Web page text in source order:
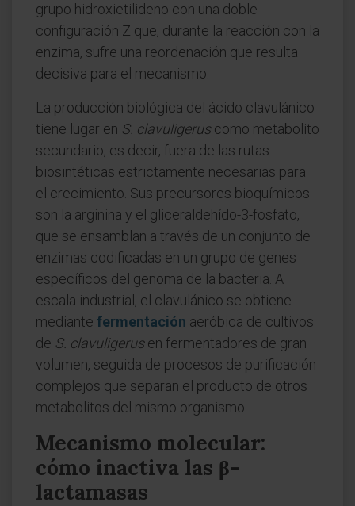
grupo hidroxietilideno con una doble
configuración Z que, durante la reacción con la
enzima, sufre una reordenación que resulta
decisiva para el mecanismo.
La producción biológica del ácido clavulánico
tiene lugar en S. clavuligeruscomo metabolito
secundario, es decir, fuera de las rutas
biosintéticas estrictamente necesarias para
el crecimiento. Sus precursores bioquímicos
son la arginina y el gliceraldehído-3-fosfato,
que se ensamblan a través de un conjunto de
enzimas codificadas en un grupo de genes
específicos del genoma de la bacteria. A
escala industrial, el clavulánico se obtiene
mediante fermentación aeróbica de cultivos
de S. clavuligerusen fermentadores de gran
volumen, seguida de procesos de purificación
complejos que separan el producto de otros
metabolitos del mismo organismo.
Mecanismo molecular:
cómo inactiva las β-
lactamasas